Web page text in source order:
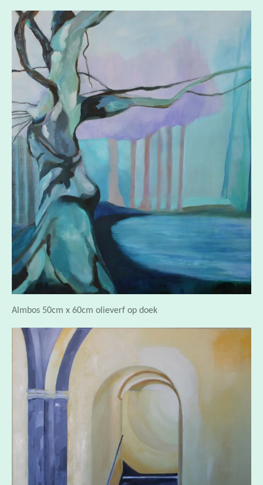
Almbos 50cm x 60cm olieverf op doek